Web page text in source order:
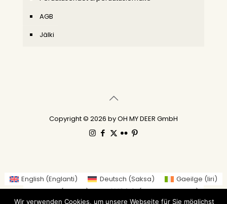
AGB
Jälki
Copyright © 2026 by OH MY DEER GmbH
English (Englanti) Deutsch (Saksa) Gaeilge (Iiri)
العربية(Arabia) 繁體中文(Perinteinen kiina)
Wir verwenden Cookies, um unsere Webseite für Sie möglichst